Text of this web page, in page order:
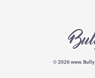
© 2026 www. Bully